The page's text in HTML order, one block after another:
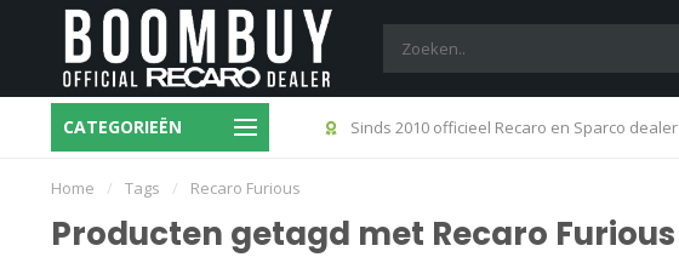
CATEGORIEËN
besteld? Morgen in huis Sinds 2010 officieel Recaro en Sparco dealer
Home / Tags / Recaro Furious
Producten getagd met Recaro Furious